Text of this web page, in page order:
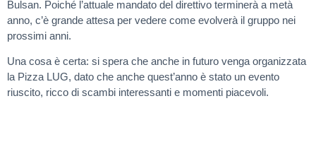
Bulsan. Poiché l’attuale mandato del direttivo terminerà a metà
anno, c’è grande attesa per vedere come evolverà il gruppo nei
prossimi anni.
Una cosa è certa: si spera che anche in futuro venga organizzata
la Pizza LUG, dato che anche quest’anno è stato un evento
riuscito, ricco di scambi interessanti e momenti piacevoli.